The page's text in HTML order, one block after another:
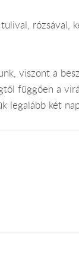
rózsával,
viszont a
függően a
legalább két